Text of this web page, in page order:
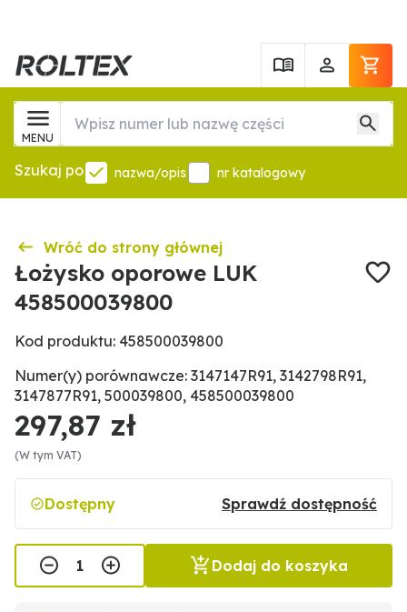
MENU
Szukaj po nazwa/opis nr katalogowy
Wróć do strony głównej
Łożysko oporowe LUK
458500039800
Kod produktu: 458500039800
Numer(y) porównawcze: 3147147R91, 3142798R91,
3147877R91, 500039800, 458500039800
297,87 zł
(W tym VAT)
Dostępny Sprawdź dostępność
Dodaj do koszyka